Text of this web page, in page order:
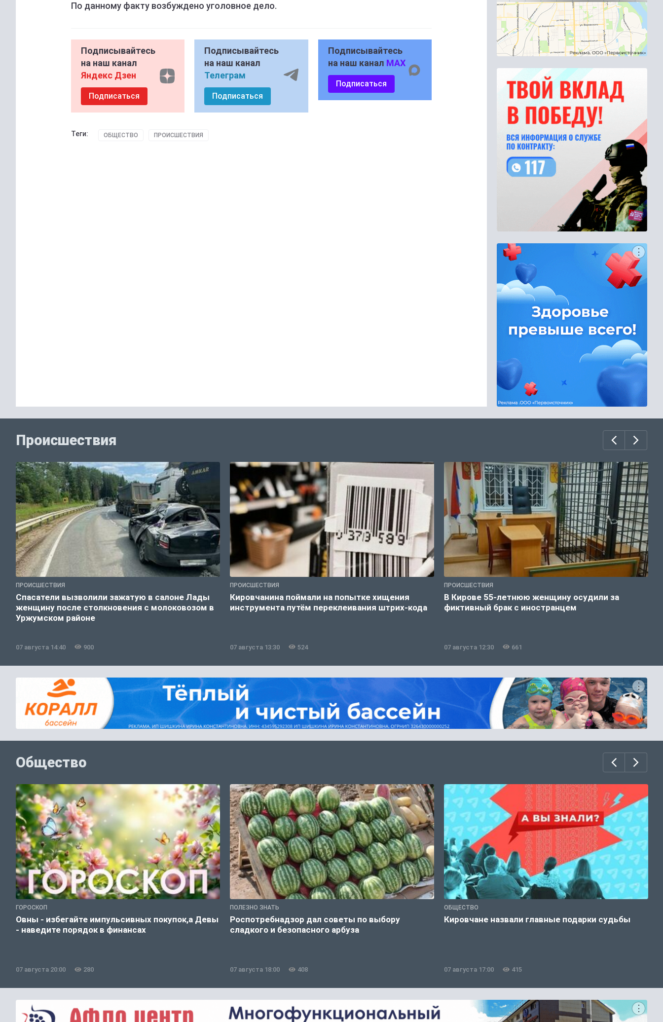
По данному факту возбуждено уголовное дело.
Подписывайтесь
на наш канал
Яндекс Дзен
Подписаться
Подписывайтесь
на наш канал
Телеграм
Подписаться
Подписывайтесь
на наш канал MAX
Подписаться
Теги: ОБЩЕСТВО ПРОИСШЕСТВИЯ
Происшествия
ПРОИСШЕСТВИЯ
Спасатели вызволили зажатую в салоне Лады
женщину после столкновения с молоковозом в
Уржумском районе
07 августа 14:40 900
ПРОИСШЕСТВИЯ
Кировчанина поймали на попытке хищения
инструмента путём переклеивания штрих-кода
07 августа 13:30 524
ПРОИСШЕСТВИЯ
В Кирове 55-летнюю женщину осудили за
фиктивный брак с иностранцем
07 августа 12:30 661
Общество
ГОРОСКОП
Овны - избегайте импульсивных покупок,а Девы
- наведите порядок в финансах
07 августа 20:00 280
ПОЛЕЗНО ЗНАТЬ
Роспотребнадзор дал советы по выбору
сладкого и безопасного арбуза
07 августа 18:00 408
ОБЩЕСТВО
Кировчане назвали главные подарки судьбы
07 августа 17:00 415